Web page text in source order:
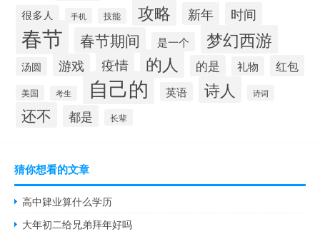
很多人 手机 技能 攻略 新年 时间
春节 春节期间 是一个 梦幻西游
汤圆 游戏 疫情 的人 的是 礼物 红包
美国 考生 自己的 英语 诗人 诗词
还不 都是 长辈
猜你想看的文章
高中肄业算什么学历
大年初二给兄弟拜年好吗